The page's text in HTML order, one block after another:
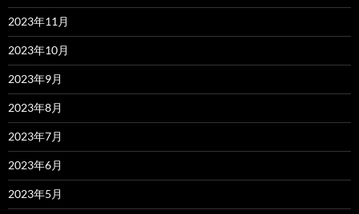
2023年11月
2023年10月
2023年9月
2023年8月
2023年7月
2023年6月
2023年5月